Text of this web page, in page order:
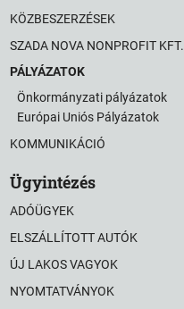
KÖZBESZERZÉSEK
SZADA NOVA NONPROFIT KFT.
PÁLYÁZATOK
Önkormányzati pályázatok
Európai Uniós Pályázatok
KOMMUNIKÁCIÓ
Ügyintézés
ADÓÜGYEK
ELSZÁLLÍTOTT AUTÓK
ÚJ LAKOS VAGYOK
NYOMTATVÁNYOK